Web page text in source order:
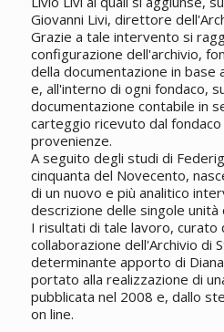
Giovanni Livi, direttore
Grazie a tale intervento si
configurazione dell'archivio,
della documentazione in base
e, all'interno di ogni fondaco,
documentazione contabile in
carteggio ricevuto dal fondaco
provenienze.
A seguito degli studi di
cinquanta del Novecento,
di un nuovo e più analitico
descrizione delle singole unità
I risultati di tale lavoro, curato
collaborazione dell'Archivio di
determinante apporto di
portato alla realizzazione di
pubblicata nel 2008 e, dallo
on line.